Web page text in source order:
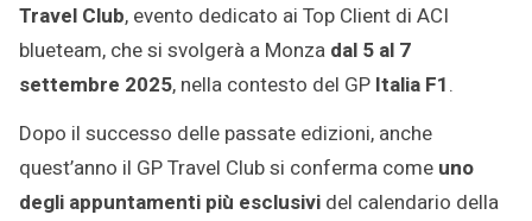
Travel Club, evento dedicato ai Top Client di ACI
blueteam, che si svolgerà a Monza dal 5 al 7
settembre 2025, nella contesto del GP Italia F1.
Dopo il successo delle passate edizioni, anche
quest’anno il GP Travel Club si conferma come uno
degli appuntamenti più esclusivi del calendario della